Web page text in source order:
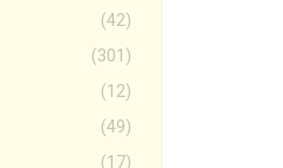
(42)
(301)
(12)
(49)
(17)